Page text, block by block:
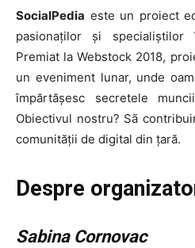
HOMEPAGE
SocialPedia este un proiect
pasionaților și
Premiat la Webstock 2018,
un eveniment lunar, unde
împărtășesc secretele
Obiectivul nostru? Sã
comunității de digital din țară.
Despre
Sabina Cornovac